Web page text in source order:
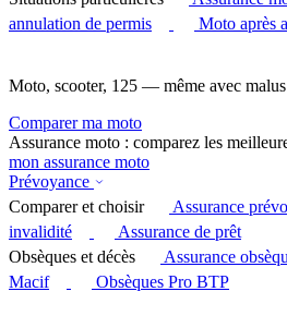
annulation de permis
Moto après
Moto, scooter, 125 — même avec
Comparer ma moto
Assurance moto : comparez les
mon assurance moto
Prévoyance
Comparer et choisir
Assurance
invalidité
Assurance de prêt
Obsèques et décès
Assurance
Macif
Obsèques Pro BTP